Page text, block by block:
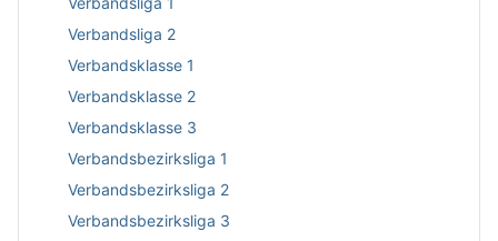
Verbandsliga 2
Verbandsklasse 1
Verbandsklasse 2
Verbandsklasse 3
Verbandsbezirksliga 1
Verbandsbezirksliga 2
Verbandsbezirksliga 3